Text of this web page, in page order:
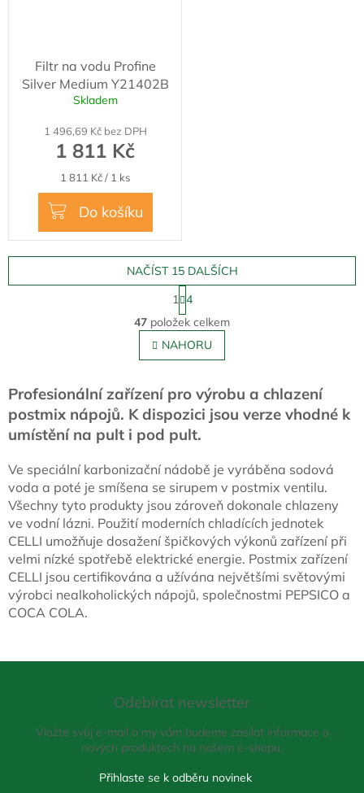
Filtr na vodu Profine
Silver Medium Y21402B
Skladem
1 496,69 Kč bez DPH
1 811 Kč
Měrná
cena:
1 811 Kč / 1 ks
Do košíku
O
v
l
á
a
c
í
p
v
k
y
v
ý
p
i
s
u
NAČÍST 15 DALŠÍCH
S
t
r
á
n
k
v
á
n
í
1 4
47 položek celkem
NAHORU
Profesionální zařízení pro výrobu a chlazení
postmix nápojů. K dispozici jsou verze vhodné k
umístění na pult i pod pult.
Ve speciální karbonizační nádobě je vyráběna sodová
voda a poté je smíšena se sirupem v postmix ventilu.
Všechny tyto produkty jsou zároveň dokonale chlazeny
ve vodní lázni. Použití moderních chladících jednotek
CELLI umožňuje dosažení špičkových výkonů zařízení při
velmi nízké spotřebě elektrické energie. Postmix zařízení
CELLI jsou certifikována a užívána největšími světovými
výrobci nealkoholických nápojů, společnostmi PEPSICO a
COCA COLA.
Odebírat newsletter
Vložte svůj e-mail a my vám budeme zasílat informace o
nových produktech na našem e-shopu.